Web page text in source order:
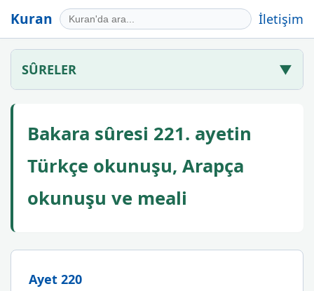
Kuran İletişim
SÛRELER ▼
Bakara sûresi 221. ayetin
Türkçe okunuşu, Arapça
okunuşu ve meali
Ayet 220